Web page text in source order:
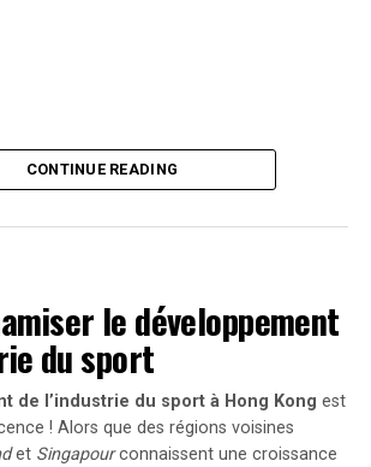
permettra d’accélérer
l’électrification de leurs flottes
un avenir proche.
CONTINUE READING
le développement
du sport
de l’industrie du sport à Hong Kong est
! Alors que des régions voisines
et Singapourconnaissent une croissance